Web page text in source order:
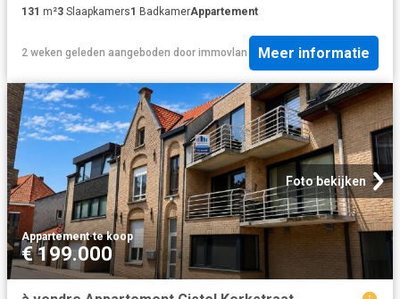
131 m²3 Slaapkamers1 BadkamerAppartement
2 weken geleden aangeboden door immovlan Meer informatie
Foto bekijken
Appartement·te koop
€ 199.000